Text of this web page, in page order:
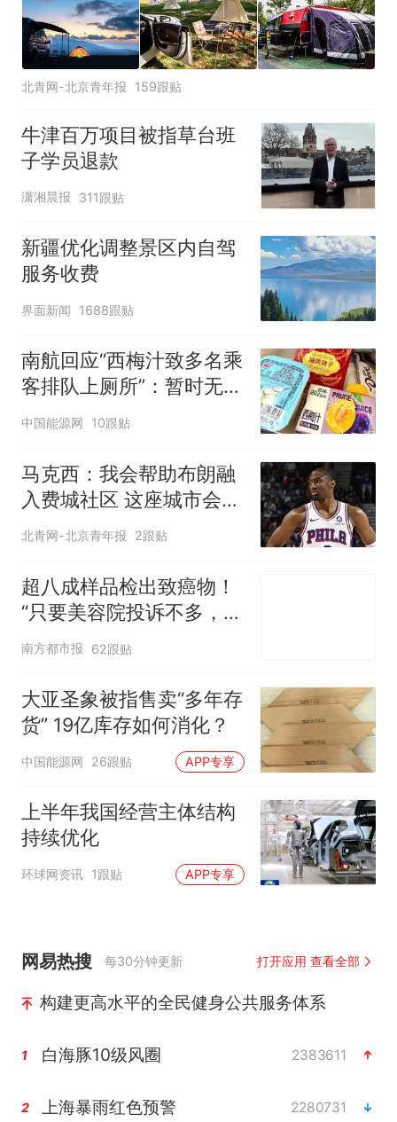
北青网-北京青年报 159跟贴
牛津百万项目被指草台班
子学员退款
潇湘晨报 311跟贴
新疆优化调整景区内自驾
服务收费
界面新闻 1688跟贴
南航回应“西梅汁致多名乘
客排队上厕所”：暂时无法
核查是否发放西梅汁
中国能源网 10跟贴
马克西：我会帮助布朗融
入费城社区 这座城市会非
常欢迎他
北青网-北京青年报 2跟贴
超八成样品检出致癌物！
“只要美容院投诉不多，店
家就不会更换产品”
南方都市报 62跟贴
大亚圣象被指售卖“多年存
货” 19亿库存如何消化？
中国能源网 26跟贴 APP专享
上半年我国经营主体结构
持续优化
环球网资讯 1跟贴 APP专享
网易热搜 每30分钟更新 打开应用 查看全部
构建更高水平的全民健身公共服务体系
1 白海豚10级风圈 2383611
2 上海暴雨红色预警 2280731